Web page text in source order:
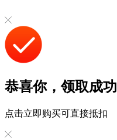
恭喜你，领取成功
点击立即购买可直接抵扣